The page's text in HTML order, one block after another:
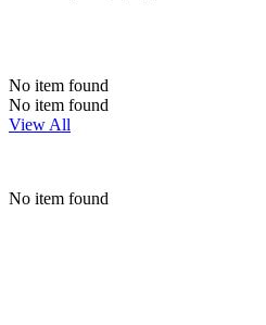
No item found
No item found
View All
No item found